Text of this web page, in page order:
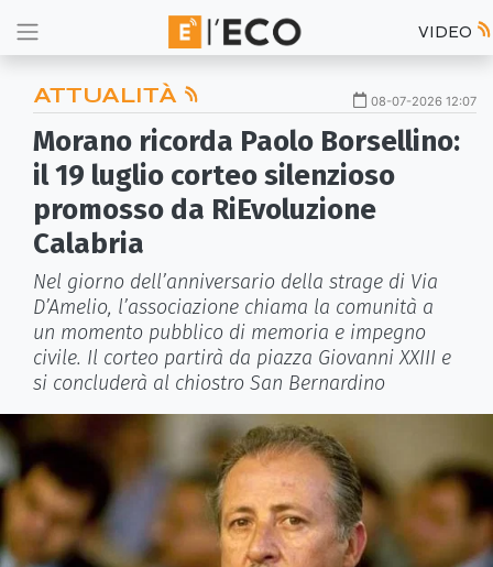
VIDEO
ATTUALITÀ 08-07-2026 12:07
Morano ricorda Paolo Borsellino:
il 19 luglio corteo silenzioso
promosso da RiEvoluzione
Calabria
Nel giorno dell’anniversario della strage di Via
D’Amelio, l’associazione chiama la comunità a
un momento pubblico di memoria e impegno
civile. Il corteo partirà da piazza Giovanni XXIII e
si concluderà al chiostro San Bernardino